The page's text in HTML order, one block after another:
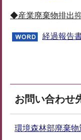
◆産業廃棄物排出
経過報告
お問い合わせ
環境森林部廃棄